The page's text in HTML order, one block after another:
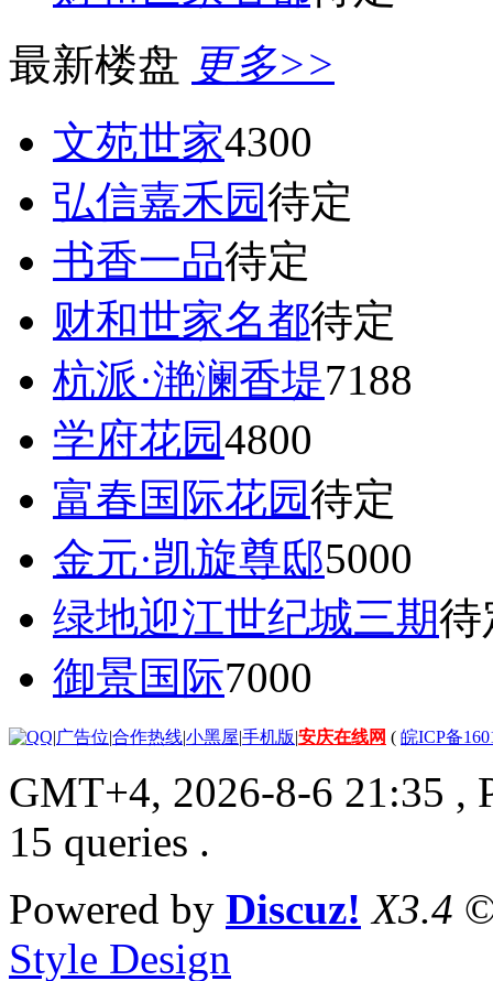
最新楼盘 更多>>
文苑世家4300
弘信嘉禾园待定
书香一品待定
财和世家名都待定
杭派·滟澜香堤7188
学府花园4800
富春国际花园待定
金元·凯旋尊邸5000
绿地迎江世纪城三期待
御景国际7000
|广告位|合作热线|小黑屋|手机版|安庆在线网 ( 皖ICP备
GMT+4, 2026-8-6 21:35 ,
15 queries .
Powered by Discuz! X3.4
Style Design